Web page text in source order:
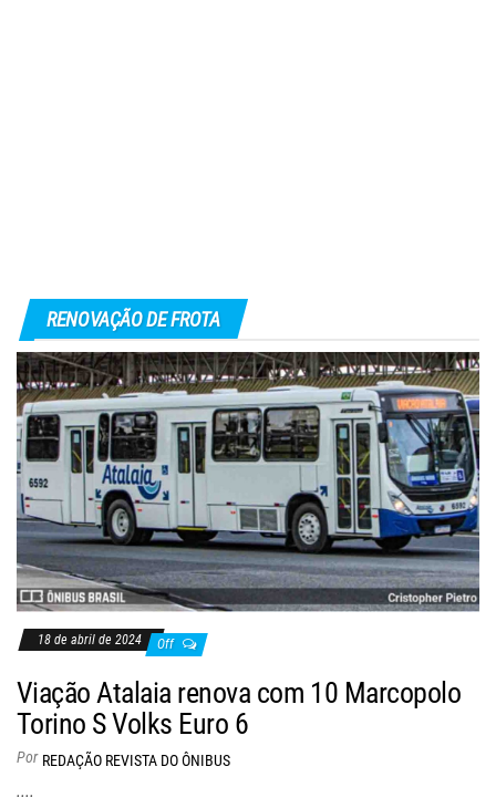
RENOVAÇÃO DE FROTA
18 de abril de 2024 Off
Viação Atalaia renova com 10 Marcopolo
Torino S Volks Euro 6
Por REDAÇÃO REVISTA DO ÔNIBUS
....